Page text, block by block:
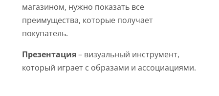
магазином, нужно показать все
преимущества, которые получает
покупатель.
Презентация– визуальный инструмент,
который играет с образами и ассоциациями.